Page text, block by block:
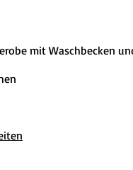
mit Waschbecken